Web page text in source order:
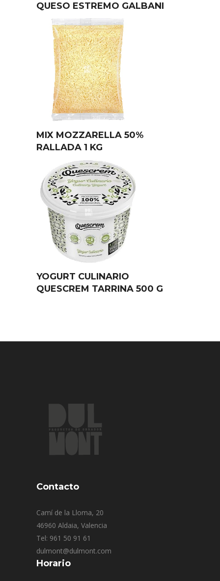
QUESO ESTREMO GALBANI
MIX MOZZARELLA 50%
RALLADA 1 KG
YOGURT CULINARIO
QUESCREM TARRINA 500 G
Contacto
Camí de la Lloma, 20
46960 Aldaia, Valencia
Tel: 961 50 91 61
dulmont@dulmont.com
Horario